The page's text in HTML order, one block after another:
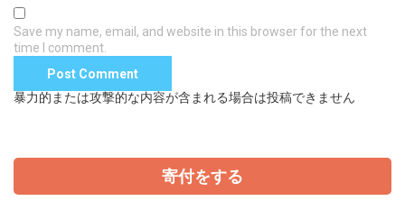
Save my name, email, and website in this browser for the next
time I comment.
暴力的または攻撃的な内容が含まれる場合は投稿できません
寄付をする